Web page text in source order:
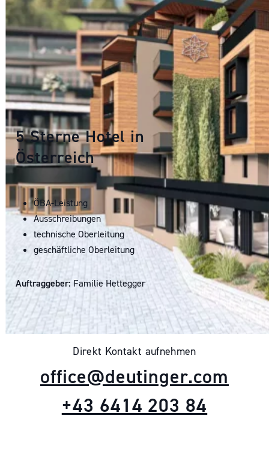
5 Sterne Hotel in
Österreich
ÖBA-Leistung
Ausschreibungen
technische Oberleitung
geschäftliche Oberleitung
Auftraggeber: Familie Hettegger
Direkt Kontakt aufnehmen
office@deutinger.com
+43 6414 203 84